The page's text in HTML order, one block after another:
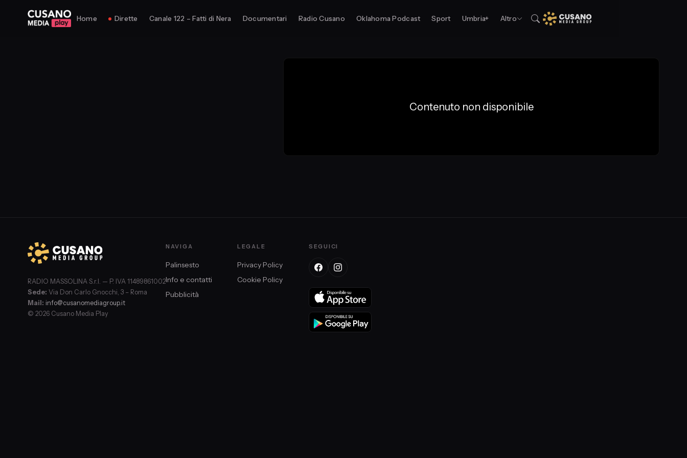
Home Dirette Canale 122 – Fatti di Nera Documentari Radio Cusano Oklahoma Podcast Sport Umbria+ Altro
Contenuto non disponibile
RADIO MASSOLINA S.r.l. — P. IVA 11489861002
Sede: Via Don Carlo Gnocchi, 3 – Roma
Mail: info@cusanomediagroup.it
© 2026 Cusano Media Play
NAVIGA
Palinsesto
Info e contatti
Pubblicità
LEGALE
Privacy Policy
Cookie Policy
SEGUICI